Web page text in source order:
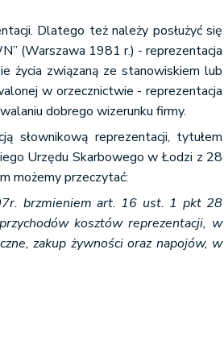
Dlatego też należy posłużyć się
(Warszawa 1981 r.) - reprezentacja
życia związaną ze stanowiskiem lub
w orzecznictwie - reprezentacja
dobrego wizerunku firmy.
słownikową reprezentacji, tytułem
Urzędu Skarbowego w Łodzi z 28
możemy przeczytać:
brzmieniem art. 16 ust. 1 pkt 28
kosztów reprezentacji, w
zakup żywności oraz napojów, w